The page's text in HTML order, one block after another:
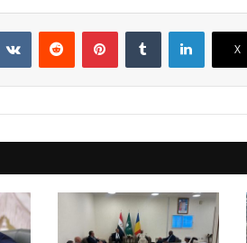
‫X
لينكدإن بينتيريست